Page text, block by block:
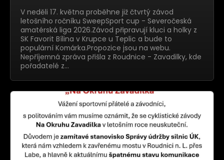
V neděli 17. května proběhne již čtvrtý závod
letošního ročníku SweepSport cup - Severočeská
amatérská liga 2026.Závod připravují kluci a holky z
SK Favorit Bílina v Krupce u Teplic a bude to
populární Komárka.Propozice jsou na webu.
Nepříjemná zpráva přišla z Roudnice - Zavadilky, kde
pořadatelé z…